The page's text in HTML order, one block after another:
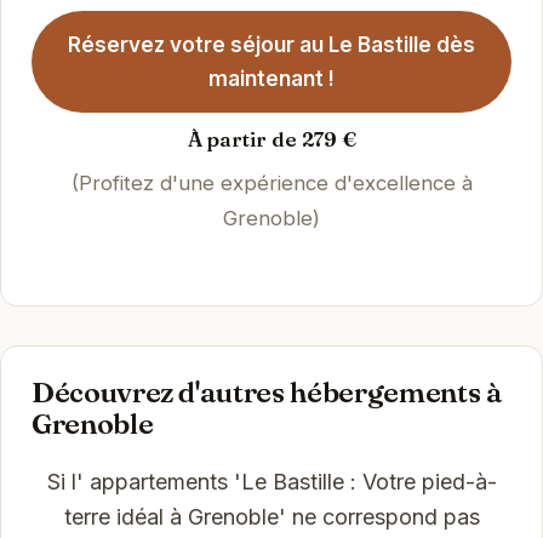
Réservez votre séjour au Le Bastille dès
maintenant !
À partir de 279 €
(Profitez d'une expérience d'excellence à
Grenoble)
Découvrez d'autres hébergements à
Grenoble
Si l' appartements 'Le Bastille : Votre pied-à-
terre idéal à Grenoble' ne correspond pas